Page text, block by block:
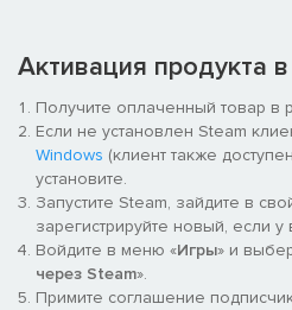
Активация продукта
Получите оплаченный товар в
Если не установлен Steam
Windows (клиент также
установите.
Запустите Steam, зайдите в
зарегистрируйте новый, если
Войдите в меню «Игры» и
через Steam».
Примите соглашение